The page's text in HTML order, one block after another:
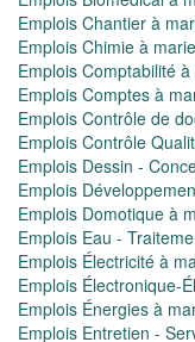
Emplois Chantier à
Emplois Chimie à
Emplois Comptabilité
Emplois Comptes à
Emplois Contrôle de
Emplois Contrôle
Emplois Dessin -
Emplois
Emplois Domotique à
Emplois Eau -
Emplois Électricité à
Emplois Électronique-
Emplois Énergies à
Emplois Entretien -